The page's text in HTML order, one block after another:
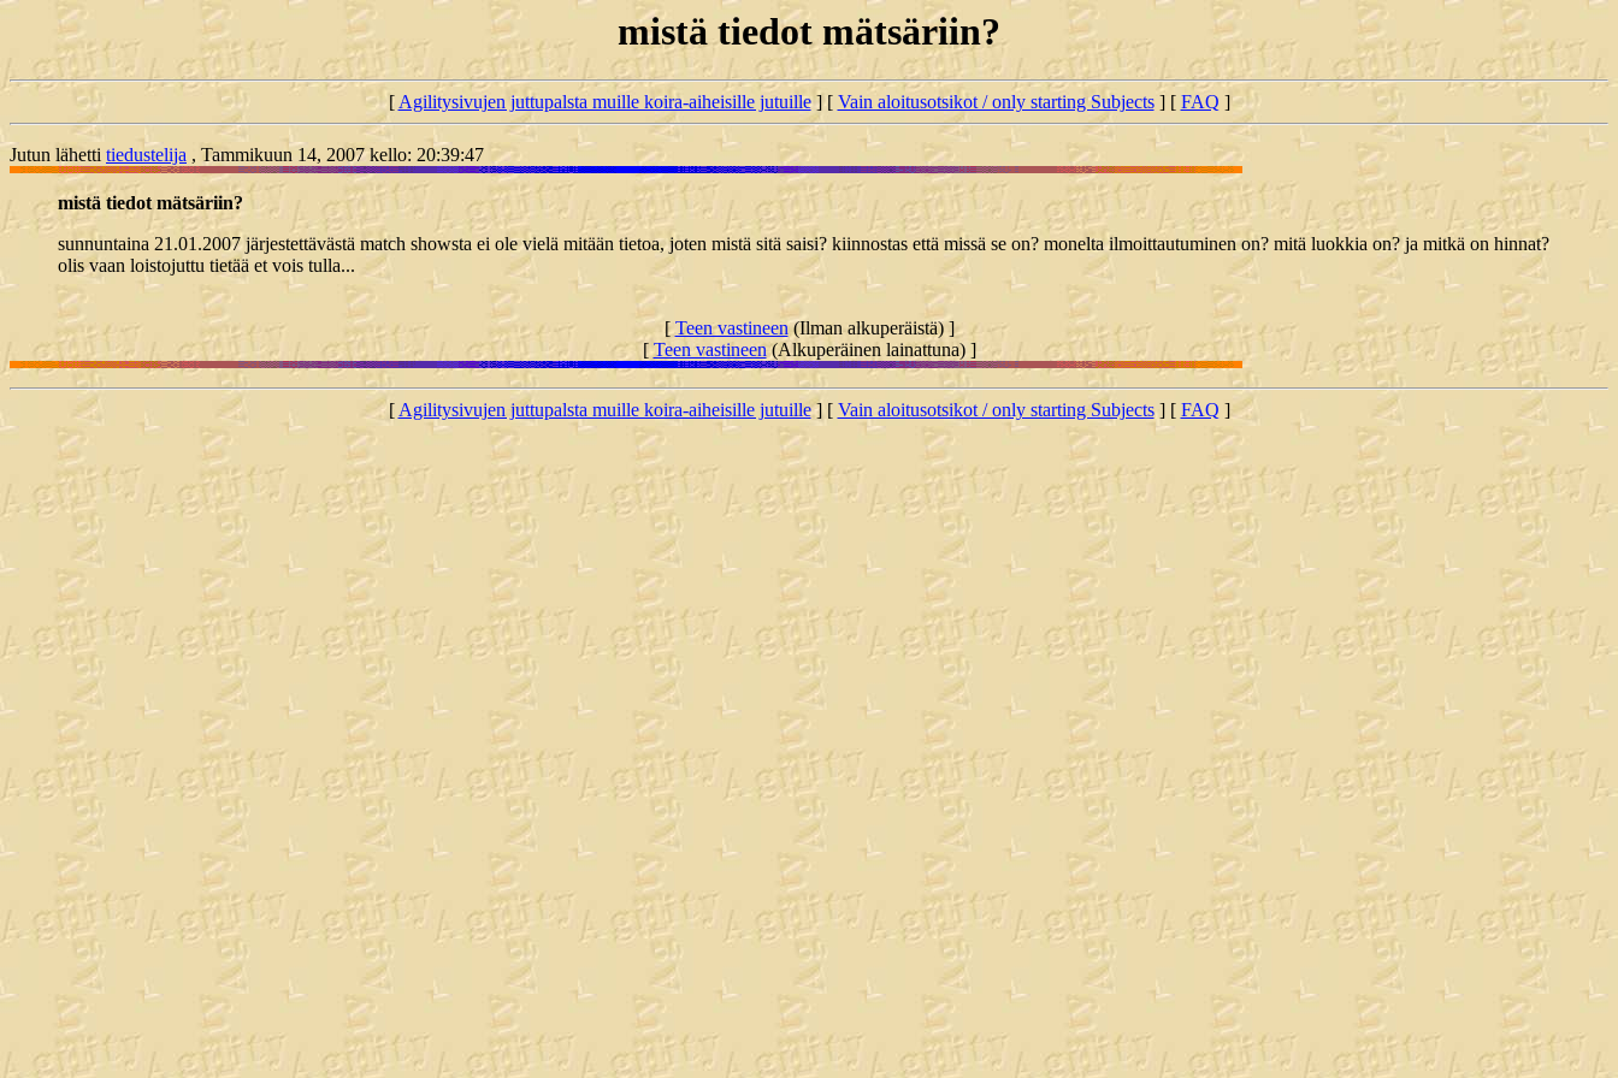
mistä tiedot mätsäriin?
[Agilitysivujen juttupalsta muille koira-aiheisille jutuille] [ Vain aloitusotsikot / only starting Subjects] [ FAQ ]
Jutun lähetti tiedustelija , Tammikuun 14, 2007 kello: 20:39:47
mistä tiedot mätsäriin?
sunnuntaina 21.01.2007 järjestettävästä match showsta ei ole vielä mitään tietoa, joten mistä sitä saisi? kiinnostas että missä se on? monelta ilmoittautuminen on? mitä luokkia on? ja mitkä on hinnat?
olis vaan loistojuttu tietää et vois tulla...
[Teen vastineen(Ilman alkuperäistä) ]
[Teen vastineen(Alkuperäinen lainattuna) ]
[Agilitysivujen juttupalsta muille koira-aiheisille jutuille] [ Vain aloitusotsikot / only starting Subjects] [ FAQ ]